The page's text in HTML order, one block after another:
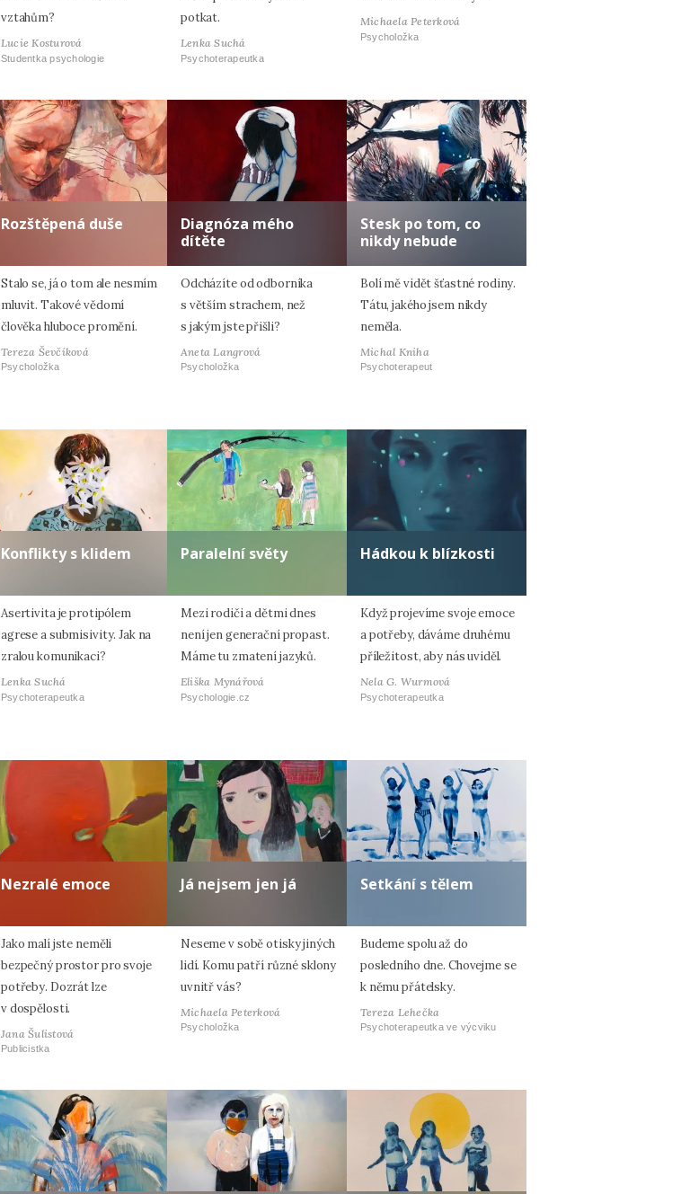
vztahům?
Lucie Kosturová
Studentka psychologie
potkat.
Lenka Suchá
Psychoterapeutka
Michaela Peterková
Psycholožka
Rozštěpená duše
Stalo se, já o tom ale nesmím
mluvit. Takové vědomí
člověka hluboce promění.
Tereza Ševčíková
Psycholožka
Diagnóza mého
dítěte
Odcházíte od odborníka
s větším strachem, než
s jakým jste přišli?
Aneta Langrová
Psycholožka
Stesk po tom, co
nikdy nebude
Bolí mě vidět šťastné rodiny.
Tátu, jakého jsem nikdy
neměla.
Michal Kniha
Psychoterapeut
Konflikty s klidem
Asertivita je protipólem
agrese a submisivity. Jak na
zralou komunikaci?
Lenka Suchá
Psychoterapeutka
Paralelní světy
Mezi rodiči a dětmi dnes
není jen generační propast.
Máme tu zmatení jazyků.
Eliška Mynářová
Psychologie.cz
Hádkou k blízkosti
Když projevíme svoje emoce
a potřeby, dáváme druhému
příležitost, aby nás uviděl.
Nela G. Wurmová
Psychoterapeutka
Nezralé emoce
Jako malí jste neměli
bezpečný prostor pro svoje
potřeby. Dozrát lze
v dospělosti.
Jana Šulistová
Publicistka
Já nejsem jen já
Neseme v sobě otisky jiných
lidí. Komu patří různé sklony
uvnitř vás?
Michaela Peterková
Psycholožka
Setkání s tělem
Budeme spolu až do
posledního dne. Chovejme se
k němu přátelsky.
Tereza Lehečka
Psychoterapeutka ve výcviku